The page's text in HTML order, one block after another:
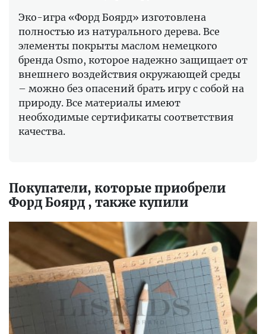
Эко-игра «Форд Боярд» изготовлена
полностью из натурального дерева. Все
элементы покрыты маслом немецкого
бренда Osmo, которое надежно защищает от
внешнего воздействия окружающей среды
– можно без опасений брать игру с собой на
природу. Все материалы имеют
необходимые сертификаты соответствия
качества.
Покупатели, которые приобрели
Форд Боярд , также купили